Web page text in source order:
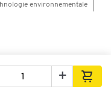
+
environnementale